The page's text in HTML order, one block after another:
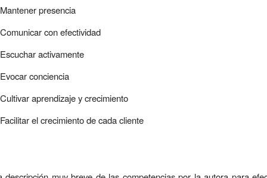
Mantener presencia
Comunicar con efectividad
Escuchar activamente
Evocar conciencia
Cultivar aprendizaje y crecimiento
Facilitar el crecimiento de cada cliente